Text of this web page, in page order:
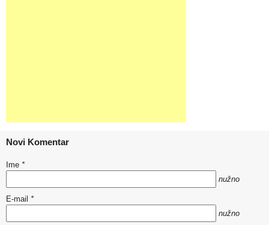
Novi Komentar
Ime *
nužno
E-mail *
nužno